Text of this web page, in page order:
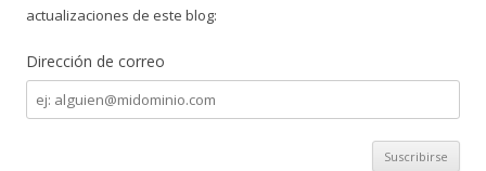
actualizaciones de este blog:
Dirección de correo
Dirección
de
correo